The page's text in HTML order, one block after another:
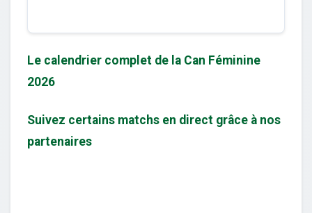
Le calendrier complet de la Can Féminine
2026
Suivez certains matchs en direct grâce à nos
partenaires